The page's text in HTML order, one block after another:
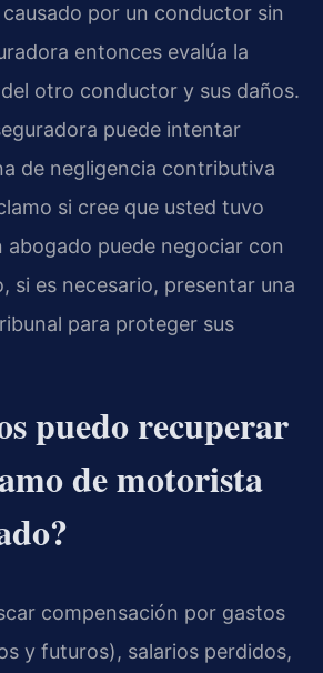
por un conductor sin
entonces evalúa la
otro conductor y sus daños.
puede intentar
de negligencia contributiva
si cree que usted tuvo
abogado puede negociar con
si es necesario, presentar una
para proteger sus
puedo recuperar
de motorista
compensación por gastos
y futuros), salarios perdidos,